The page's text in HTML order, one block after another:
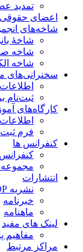
تمدید
اعضای حقوقی
شاخه‌های انجمن
شاخۀ
شاخه
شاخه‌
سخنرانی‌های
اطلاعات
ثبت‌نام
کارگاه‌های
اطلاعات
فرم
کنفرانس ها
کنفرانس
مجموعه
انتشارات
نشریه IJOP
خبرنامه
ماهنامه
لینک های مفید
مفاهیم
مراکز مرتبط